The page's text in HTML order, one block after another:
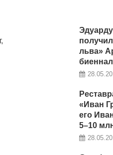
льва»
«Иван
его
5–10